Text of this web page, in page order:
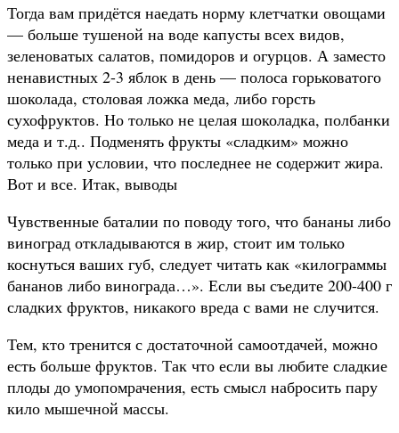
Тогда вам придётся наедать норму клетчатки овощами
— больше тушеной на воде капусты всех видов,
зеленоватых салатов, помидоров и огурцов. А заместо
ненавистных 2-3 яблок в день — полоса горьковатого
шоколада, столовая ложка меда, либо горсть
сухофруктов. Но только не целая шоколадка, полбанки
меда и т.д.. Подменять фрукты «сладким» можно
только при условии, что последнее не содержит жира.
Вот и все. Итак, выводы
Чувственные баталии по поводу того, что бананы либо
виноград откладываются в жир, стоит им только
коснуться ваших губ, следует читать как «килограммы
бананов либо винограда…». Если вы съедите 200-400 г
сладких фруктов, никакого вреда с вами не случится.
Тем, кто тренится с достаточной самоотдачей, можно
есть больше фруктов. Так что если вы любите сладкие
плоды до умопомрачения, есть смысл набросить пару
кило мышечной массы.